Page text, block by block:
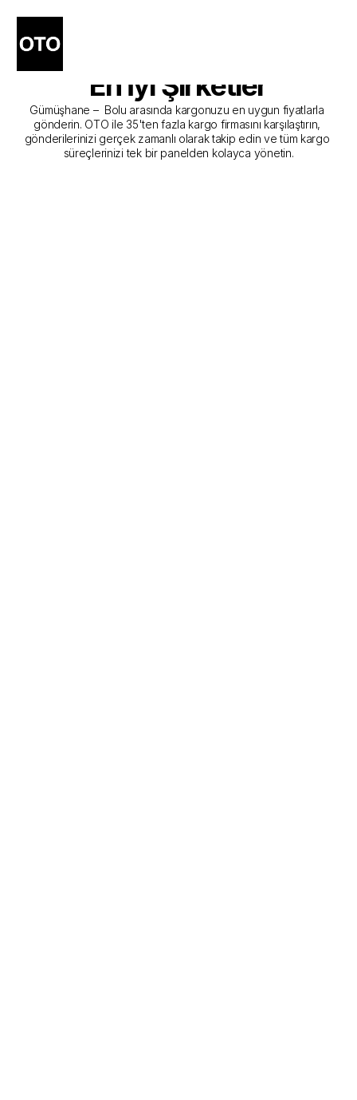
Gümüşhane - Bolu Kargo
Gönderim Hizmeti Sunan
En İyi Şirketler
Gümüşhane –  Bolu arasında kargonuzu en uygun fiyatlarla
gönderin. OTO ile 35'ten fazla kargo firmasını karşılaştırın,
gönderilerinizi gerçek zamanlı olarak takip edin ve tüm kargo
süreçlerinizi tek bir panelden kolayca yönetin.